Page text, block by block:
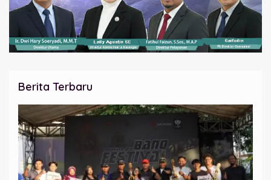
Berita Terbaru